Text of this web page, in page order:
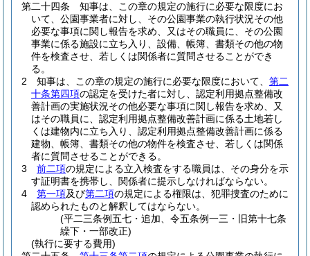
第二十四条
知事は、この章の規定の施行に必要な限度にお
いて、公園事業者に対し、その公園事業の執行状況その他
必要な事項に関し報告を求め、又はその職員に、その公園
事業に係る施設に立ち入り、設備、帳簿、書類その他の物
件を検査させ、若しくは関係者に質問させることができ
る。
2
知事は、この章の規定の施行に必要な限度において、 第二
十条第四項の認定を受けた者に対し、認定利用拠点整備改
善計画の実施状況その他必要な事項に関し報告を求め、又
はその職員に、認定利用拠点整備改善計画に係る土地若し
くは建物内に立ち入り、認定利用拠点整備改善計画に係る
建物、帳簿、書類その他の物件を検査させ、若しくは関係
者に質問させることができる。
3
前二項の規定による立入検査をする職員は、その身分を示
す証明書を携帯し、関係者に提示しなければならない。
4
第一項及び第二項の規定による権限は、犯罪捜査のために
認められたものと解釈してはならない。
(平二三条例五七・追加、令五条例一三・旧第十七条
繰下・一部改正)
(執行に要する費用)